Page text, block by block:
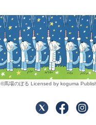
©馬場のぼる Licensed by koguma